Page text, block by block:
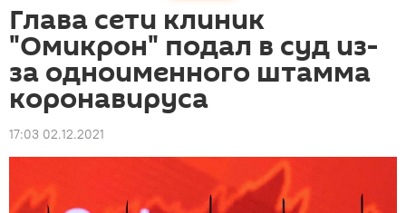
Глава сети клиник
"Омикрон" подал в суд из-
за одноименного штамма
коронавируса
17:03 02.12.2021